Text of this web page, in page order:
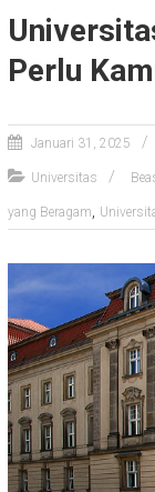
Perlu
Januari 31, 2025
Universitas
yang Beragam,